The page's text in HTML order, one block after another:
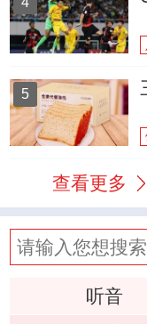
5
查看更多
听音